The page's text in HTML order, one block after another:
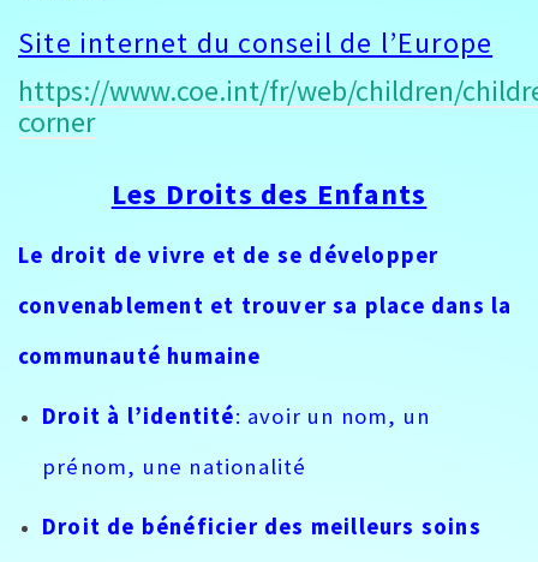
Site internet du conseil de l’Europe
https://www.coe.int/fr/web/children/
corner
Les Droits des Enfants
Le droit de vivre et de se développer
convenablement et trouver sa place dans la
communauté humaine
Droit à l’identité: avoir un nom, un
prénom, une nationalité
Droit de bénéficier des meilleurs soins